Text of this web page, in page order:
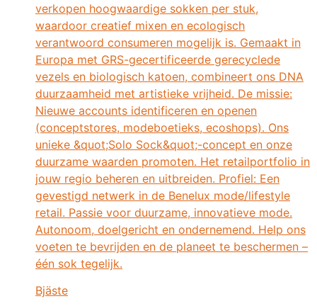
verkopen hoogwaardige sokken per stuk,
waardoor creatief mixen en ecologisch
verantwoord consumeren mogelijk is. Gemaakt in
Europa met GRS-gecertificeerde gerecyclede
vezels en biologisch katoen, combineert ons DNA
duurzaamheid met artistieke vrijheid. De missie:
Nieuwe accounts identificeren en openen
(conceptstores, modeboetieks, ecoshops). Ons
unieke &quot;Solo Sock&quot;-concept en onze
duurzame waarden promoten. Het retailportfolio in
jouw regio beheren en uitbreiden. Profiel: Een
gevestigd netwerk in de Benelux mode/lifestyle
retail. Passie voor duurzame, innovatieve mode.
Autonoom, doelgericht en ondernemend. Help ons
voeten te bevrijden en de planeet te beschermen –
één sok tegelijk.
Bjäste